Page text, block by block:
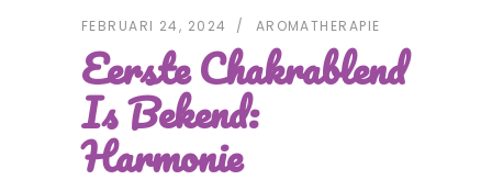
FEBRUARI 24, 2024 AROMATHERAPIE
Eerste Chakrablend
Is Bekend:
Harmonie